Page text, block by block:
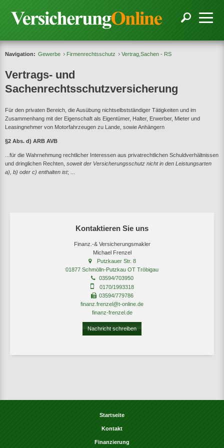
Kontaktieren Sie uns
Finanz.-& Versicherungsmakler
Michael Frenzel
Putzkauer Str. 8
01877 Schmölln-Putzkau OT Tröbigau
03594/703950
0170/1993318
03594/779786
finanz.frenzel@t-online.de
finanz-frenzel.de
Nachricht schreiben
Navigation: Gewerbe Firmenrechtsschutz Vertrag,Sachen - RS
Vertrags- und
Sachenrechtsschutzversicherung
Für den privaten Bereich, die Ausübung nichtselbstständiger Tätigkeiten und im
Zusammenhang mit der Eigenschaft als Eigentümer, Halter, Erwerber, Mieter und
Leasingnehmer von Motorfahrzeugen zu Lande, sowie Anhängern
§2 Abs. d) ARB AVB
...für die Wahrnehmung rechtlicher Interessen aus privatrechtlichen Schuldverhältnissen
und dringlichen Rechten, soweit der Versicherungsschutz nicht in den Leistungsarten
a), b) oder c) enthalten ist; ...
Startseite
Kontakt
Finanzierung